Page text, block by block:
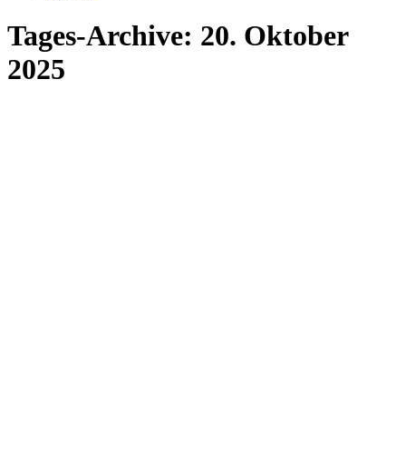
Tages-Archive: 20. Oktober
2025